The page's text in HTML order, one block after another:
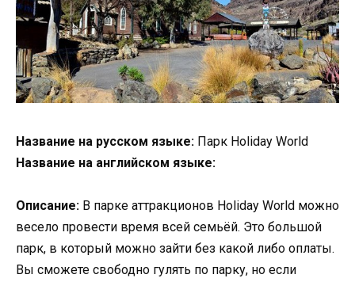
Название на русском языке: Парк Holiday World
Название на английском языке:
Описание: В парке аттракционов Holiday World можно
весело провести время всей семьёй. Это большой
парк, в который можно зайти без какой либо оплаты.
Вы сможете свободно гулять по парку, но если